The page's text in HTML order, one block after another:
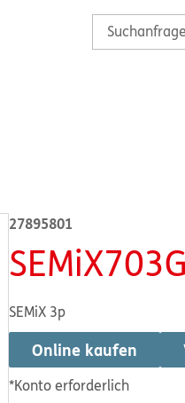
27895801
SEMiX 3p
Online kaufen
*Konto erforderlich